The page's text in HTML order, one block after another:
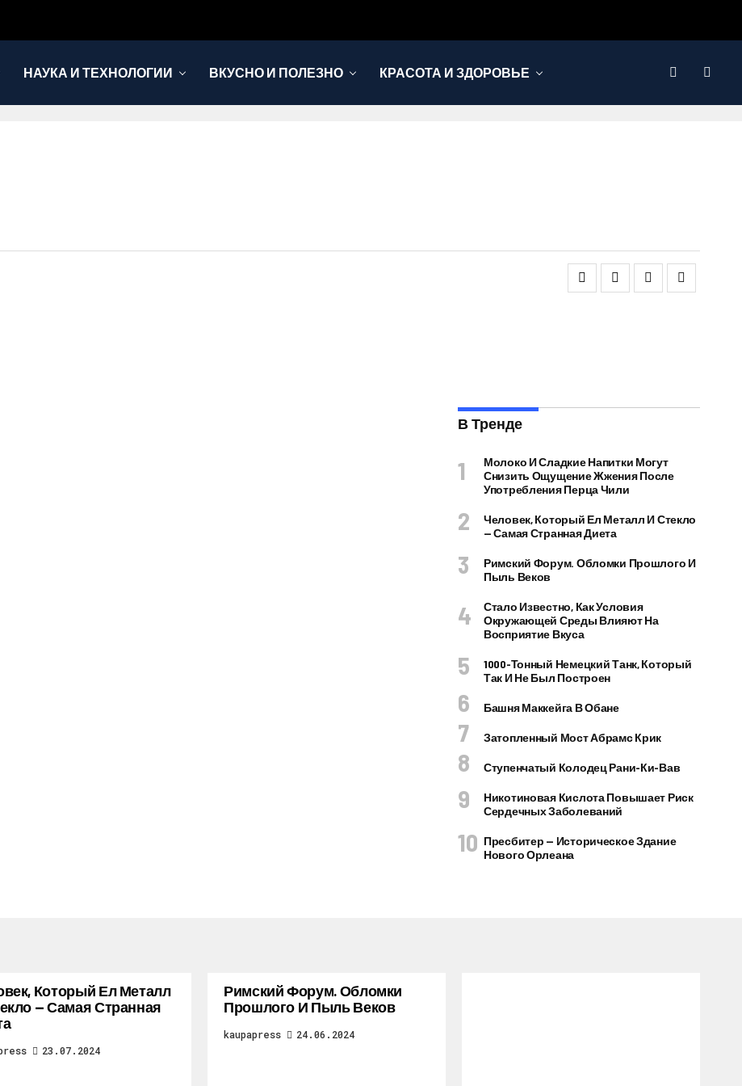
НАУКА И ТЕХНОЛОГИИ ВКУСНО И ПОЛЕЗНО КРАСОТА И ЗДОРОВЬЕ
В Тренде
Молоко И Сладкие Напитки Могут
Снизить Ощущение Жжения После
Употребления Перца Чили
Человек, Который Ел Металл И Стекло
— Самая Странная Диета
Римский Форум. Обломки Прошлого И
Пыль Веков
Стало Известно, Как Условия
Окружающей Среды Влияют На
Восприятие Вкуса
1000-Тонный Немецкий Танк, Который
Так И Не Был Построен
Башня Маккейга В Обане
Затопленный Мост Абрамс Крик
Ступенчатый Колодец Рани-Ки-Вав
Никотиновая Кислота Повышает Риск
Сердечных Заболеваний
Пресбитер — Историческое Здание
Нового Орлеана
Который Ел Металл
— Самая Странная
23.07.2024
Римский Форум. Обломки
Прошлого И Пыль Веков
kaupapress 24.06.2024